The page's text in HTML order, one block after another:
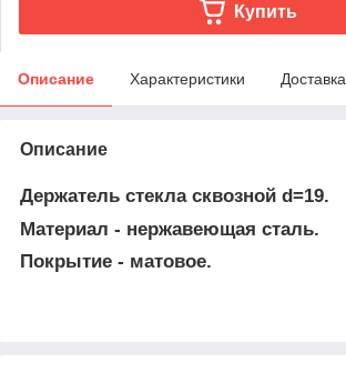
Купить
Описание Характеристики Доставка
Описание
Держатель стекла сквозной d=19.
Материал - нержавеющая сталь.
Покрытие - матовое.